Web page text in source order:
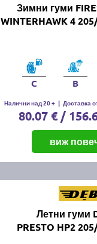
Зимни гуми
WINTERHAWK 4
C B
Налични над 20 + | Доставка
80.07 € /
виж
Летни гуми
PRESTO HP2